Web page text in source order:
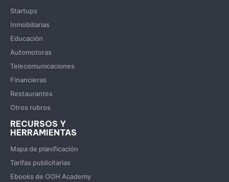
Startups
Inmobiliarias
Educación
Automotoras
Telecomunicaciones
Financieras
Restaurantes
Otros rubros
RECURSOS Y
HERRAMIENTAS
Mapa de planificación
Tarifas publicitarias
Ebooks de OOH Academy